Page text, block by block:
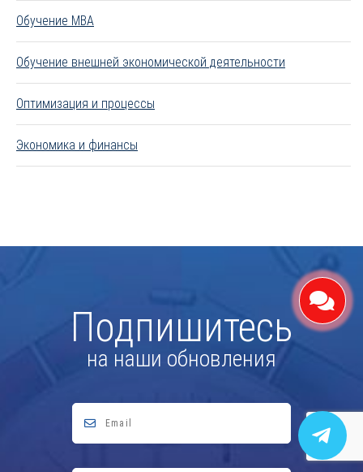
Обучение MBA
Обучение внешней экономической деятельности
Оптимизация и процессы
Экономика и финансы
Подпишитесь
на наши обновления